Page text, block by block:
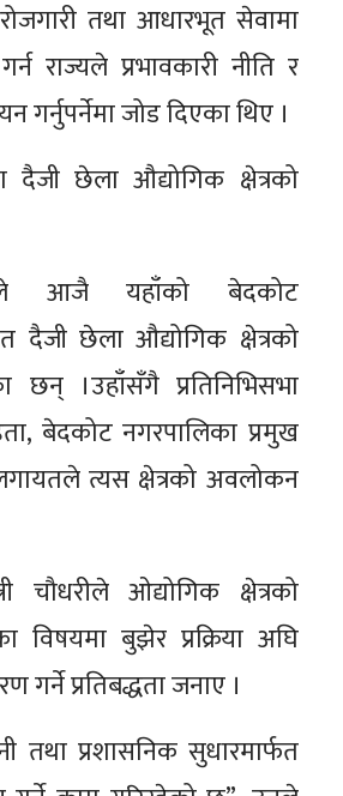
रोजगारी तथा आधारभूत सेवामा
राज्यले प्रभावकारी नीति र
गर्नुपर्नेमा जोड दिएका थिए ।
दैजी छेला औद्योगिक क्षेत्रको
आजै यहाँको बेदकोट
दैजी छेला औद्योगिक क्षेत्रको
।उहाँसँगै प्रतिनिभिसभा
बेदकोट नगरपालिका प्रमुख
त्यस क्षेत्रको अवलोकन
चौधरीले ओद्योगिक क्षेत्रको
विषयमा बुझेर प्रक्रिया अघि
प्रतिबद्धता जनाए ।
तथा प्रशासनिक सुधारमार्फत